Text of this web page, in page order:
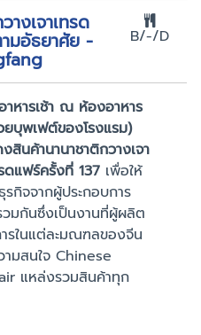
างเจาเทรด
มอัธยาศัย - B/-/D
เช้า ณ ห้องอาหาร
ยบุพเฟต์ของโรงแรม)
สินค้านานาชาติกวางเจา
ดแฟร์ครั้งที่ 137 เพื่อให้
กิจจากผู้ประกอบการ
มกันซึ่งเป็นงานที่ผู้ผลิต
รในแต่ละมณฑลของจีน
มสนใจ Chinese
แหล่งรวมสินค้าทุก